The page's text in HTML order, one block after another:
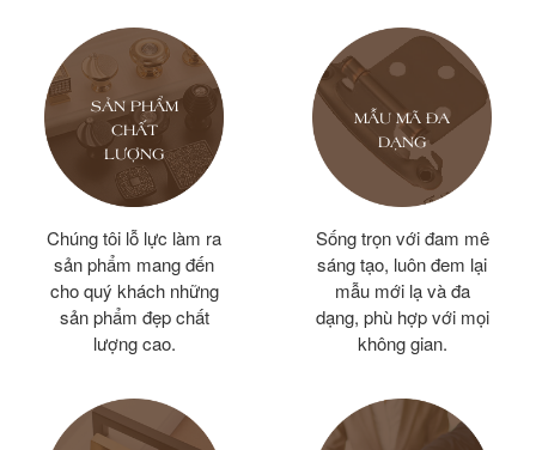
SẢN PHẨM
CHẤT
LƯỢNG
Chúng tôi lỗ lực làm ra
sản phẩm mang đến
cho quý khách những
sản phẩm đẹp chất
lượng cao.
MẪU MÃ ĐA
DẠNG
Sống trọn với đam mê
sáng tạo, luôn đem lại
mẫu mới lạ và đa
dạng, phù hợp với mọi
không gian.